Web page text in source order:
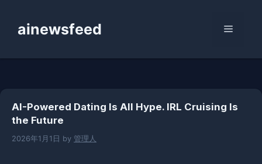
ainewsfeed メ
AI-Powered Dating Is All Hype. IRL Cruising Is
the Future
2026年1月1日 by 管理人